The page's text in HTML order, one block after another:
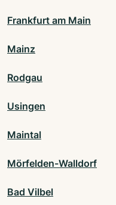
Frankfurt am Main
Mainz
Rodgau
Usingen
Maintal
Mörfelden-Walldorf
Bad Vilbel